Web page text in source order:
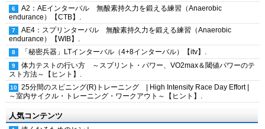
A2：AEインターバル 無酸素持久力を鍛える練習（Anaerobic
endurance）【CTB】.
AE4：スプリンターバル 無酸素持久力を鍛える練習（Anaerobic
endurance）【WIB】.
「秘密兵器」LTインターバル（4+8インターバル）【itv】.
体力テストの行い方 ～スプリント・パワー、VO2max＆閾値パワーのテ
スト方法～【ヒント】.
25分間のスピニング(R)トレーニング | High Intensity Race Day Effort |
～室内サイクル・トレーニング・ワークアウト～【ヒント】.
人気コンテンツ